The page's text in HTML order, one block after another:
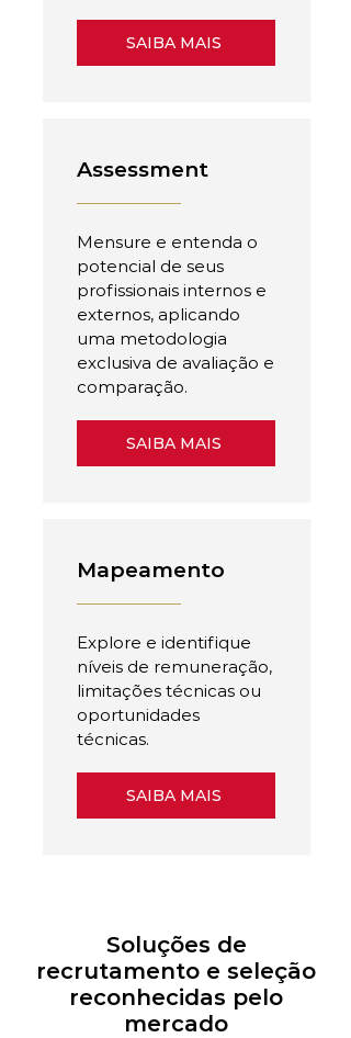
SAIBA MAIS
Assessment
Mensure e entenda o
potencial de seus
profissionais internos e
externos, aplicando
uma metodologia
exclusiva de avaliação e
comparação.
SAIBA MAIS
Mapeamento
Explore e identifique
níveis de remuneração,
limitações técnicas ou
oportunidades
técnicas.
SAIBA MAIS
Soluções de
recrutamento e seleção
reconhecidas pelo
mercado